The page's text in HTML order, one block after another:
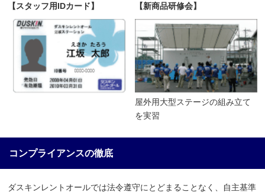
【スタッフ用IDカード】 【新商品研修会】
屋外用大型ステージの組み立て
を実習
コンプライアンスの徹底
ダスキンレントオールでは法令遵守にとどまることなく、自主基準